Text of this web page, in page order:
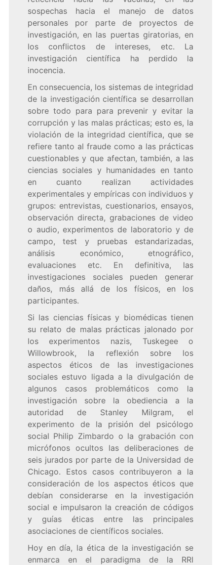
sospechas hacia el manejo de datos
personales por parte de proyectos de
investigación, en las puertas giratorias, en
los conflictos de intereses, etc. La
investigación científica ha perdido la
inocencia.
En consecuencia, los sistemas de integridad
de la investigación científica se desarrollan
sobre todo para para prevenir y evitar la
corrupción y las malas prácticas; esto es, la
violación de la integridad científica, que se
refiere tanto al fraude como a las prácticas
cuestionables y que afectan, también, a las
ciencias sociales y humanidades en tanto
en cuanto realizan actividades
experimentales y empíricas con individuos y
grupos: entrevistas, cuestionarios, ensayos,
observación directa, grabaciones de video
o audio, experimentos de laboratorio y de
campo, test y pruebas estandarizadas,
análisis económico, etnográfico,
evaluaciones etc. En definitiva, las
investigaciones sociales pueden generar
daños, más allá de los físicos, en los
participantes.
Si las ciencias físicas y biomédicas tienen
su relato de malas prácticas jalonado por
los experimentos nazis, Tuskegee o
Willowbrook, la reflexión sobre los
aspectos éticos de las investigaciones
sociales estuvo ligada a la divulgación de
algunos casos problemáticos como la
investigación sobre la obediencia a la
autoridad de Stanley Milgram,
el
experimento de la prisión del psicólogo
social Philip Zimbardo o la grabación con
micrófonos ocultos las deliberaciones de
seis jurados por parte de la Universidad de
Chicago. Estos casos contribuyeron a la
consideración de los aspectos éticos que
debían considerarse en la investigación
social e impulsaron la creación de códigos
y guías éticas entre las principales
asociaciones de científicos sociales.
Hoy en día, la ética de la investigación se
enmarca en el paradigma de la RRI